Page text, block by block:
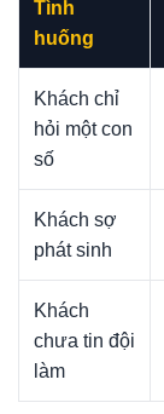
Tình
huống
Khách chỉ
hỏi một con
số
Khách sợ
phát sinh
Khách
chưa tin đội
làm